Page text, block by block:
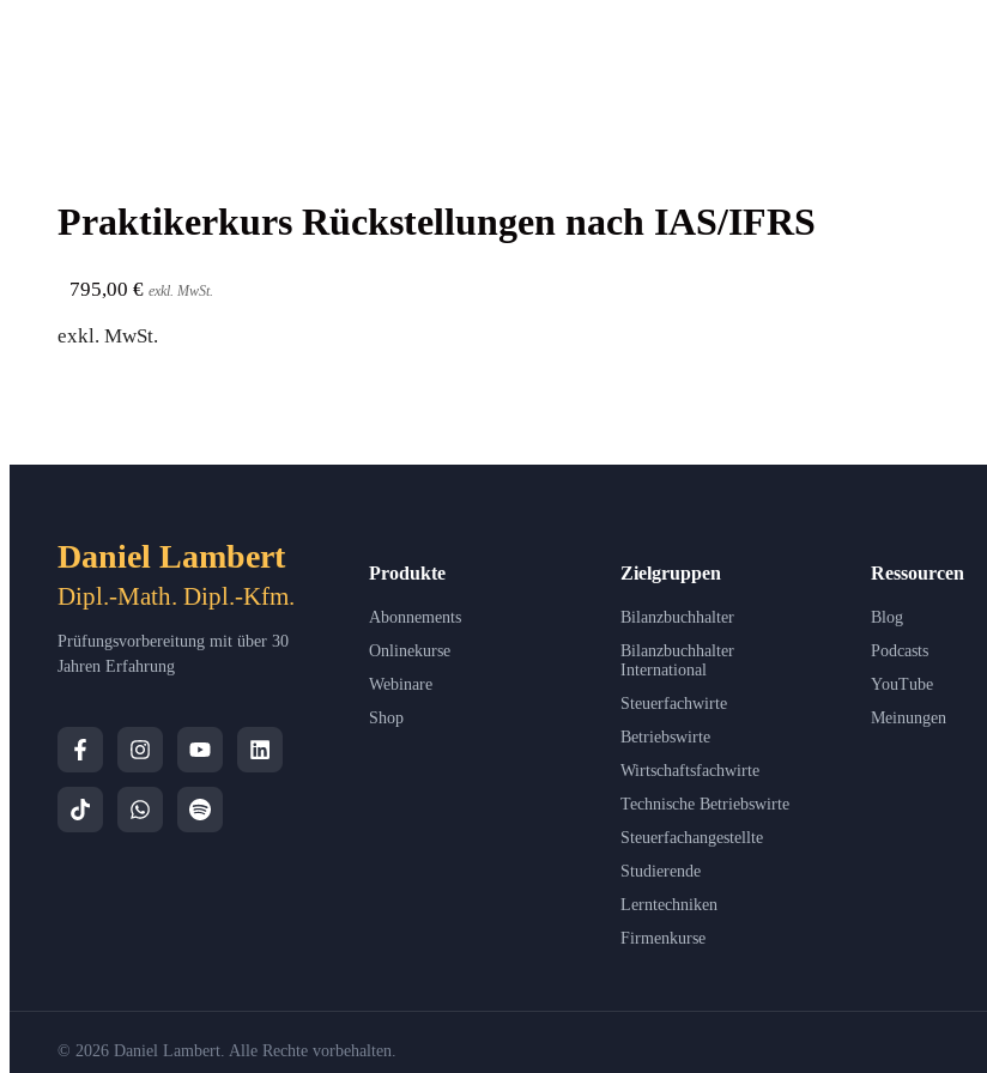
Prak­ti­ker­kurs Rück­stel­lun­gen nach IAS/IFRS
795,00 € exkl. MwSt.
exkl. MwSt.
Daniel Lambert
Dipl.-Math. Dipl.-Kfm.
Prüfungsvorbereitung mit über 30
Jahren Erfahrung
Produkte
Abonnements
Onlinekurse
Webinare
Shop
Zielgruppen
Bilanzbuchhalter
Bilanzbuchhalter
International
Steuerfachwirte
Betriebswirte
Wirtschaftsfachwirte
Technische Betriebswirte
Steuerfachangestellte
Studierende
Lerntechniken
Firmenkurse
Ressourcen
Blog
Podcasts
YouTube
Meinungen
© 2026 Daniel Lambert. Alle Rechte vorbehalten.